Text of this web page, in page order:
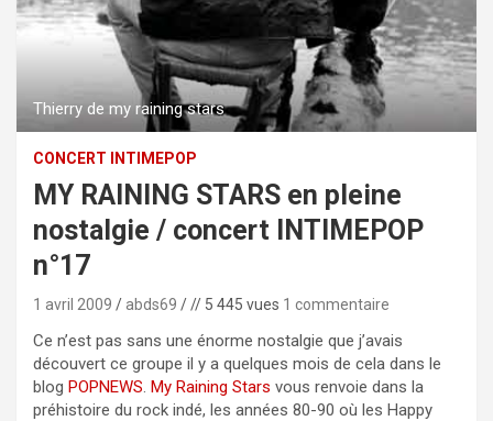
Thierry de my raining stars
CONCERT INTIMEPOP
MY RAINING STARS en pleine
nostalgie / concert INTIMEPOP
n°17
1 avril 2009 abds69 // 5 445 vues 1 commentaire
Ce n’est pas sans une énorme nostalgie que j’avais
découvert ce groupe il y a quelques mois de cela dans le
blog POPNEWS. My Raining Stars vous renvoie dans la
préhistoire du rock indé, les années 80-90 où les Happy